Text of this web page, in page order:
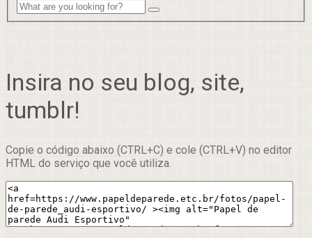
Insira no seu blog, site,
tumblr!
Copie o código abaixo (CTRL+C) e cole (CTRL+V) no editor
HTML do serviço que você utiliza.